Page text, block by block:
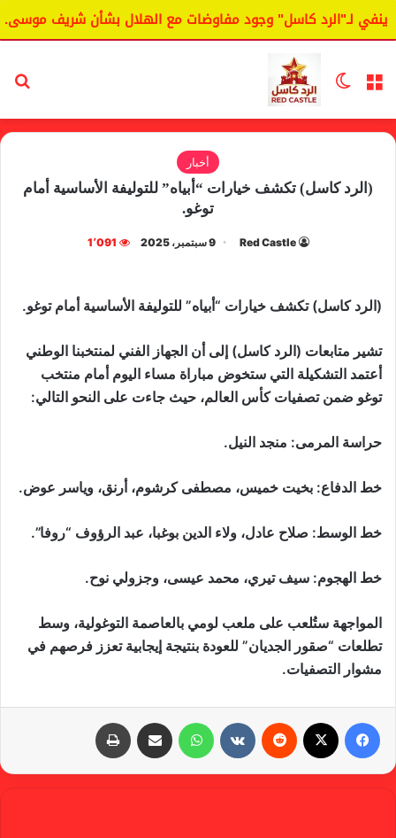
لـ"الرد كاسل" وجود مفاوضات مع الهلال بشأن شريف موسى.
القائمة الوضع المظلم
أخبار
(الرد كاسل) تكشف خيارات “أبياه” للتوليفة الأساسية أمام
توغو.
Red Castle 9 سبتمبر، 2025 1٬091
(الرد كاسل) تكشف خيارات “أبياه” للتوليفة الأساسية أمام توغو.
تشير متابعات (الرد كاسل) إلى أن الجهاز الفني لمنتخبنا الوطني
أعتمد التشكيلة التي ستخوض مباراة مساء اليوم أمام منتخب
توغو ضمن تصفيات كأس العالم، حيث جاءت على النحو التالي:
حراسة المرمى: منجد النيل.
خط الدفاع: بخيت خميس، مصطفى كرشوم، أرنق، وياسر عوض.
خط الوسط: صلاح عادل، ولاء الدين بوغبا، عبد الرؤوف “روفا”.
خط الهجوم: سيف تيري، محمد عيسى، وجزولي نوح.
المواجهة ستُلعب على ملعب لومي بالعاصمة التوغولية، وسط
تطلعات “صقور الجديان” للعودة بنتيجة إيجابية تعزز فرصهم في
مشوار التصفيات.
واتساب